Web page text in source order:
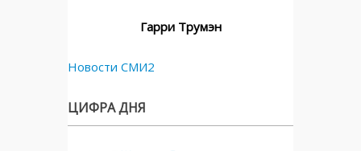
Гарри Трумэн
Новости СМИ2
ЦИФРА ДНЯ